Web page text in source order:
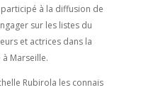
à la diffusion de
sur les listes du
et actrices dans la
Marseille.
Rubirola les connais